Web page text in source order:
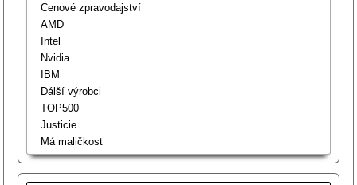
Cenové zpravodajství
AMD
Intel
Nvidia
IBM
Dálší výrobci
TOP500
Justicie
Má maličkost